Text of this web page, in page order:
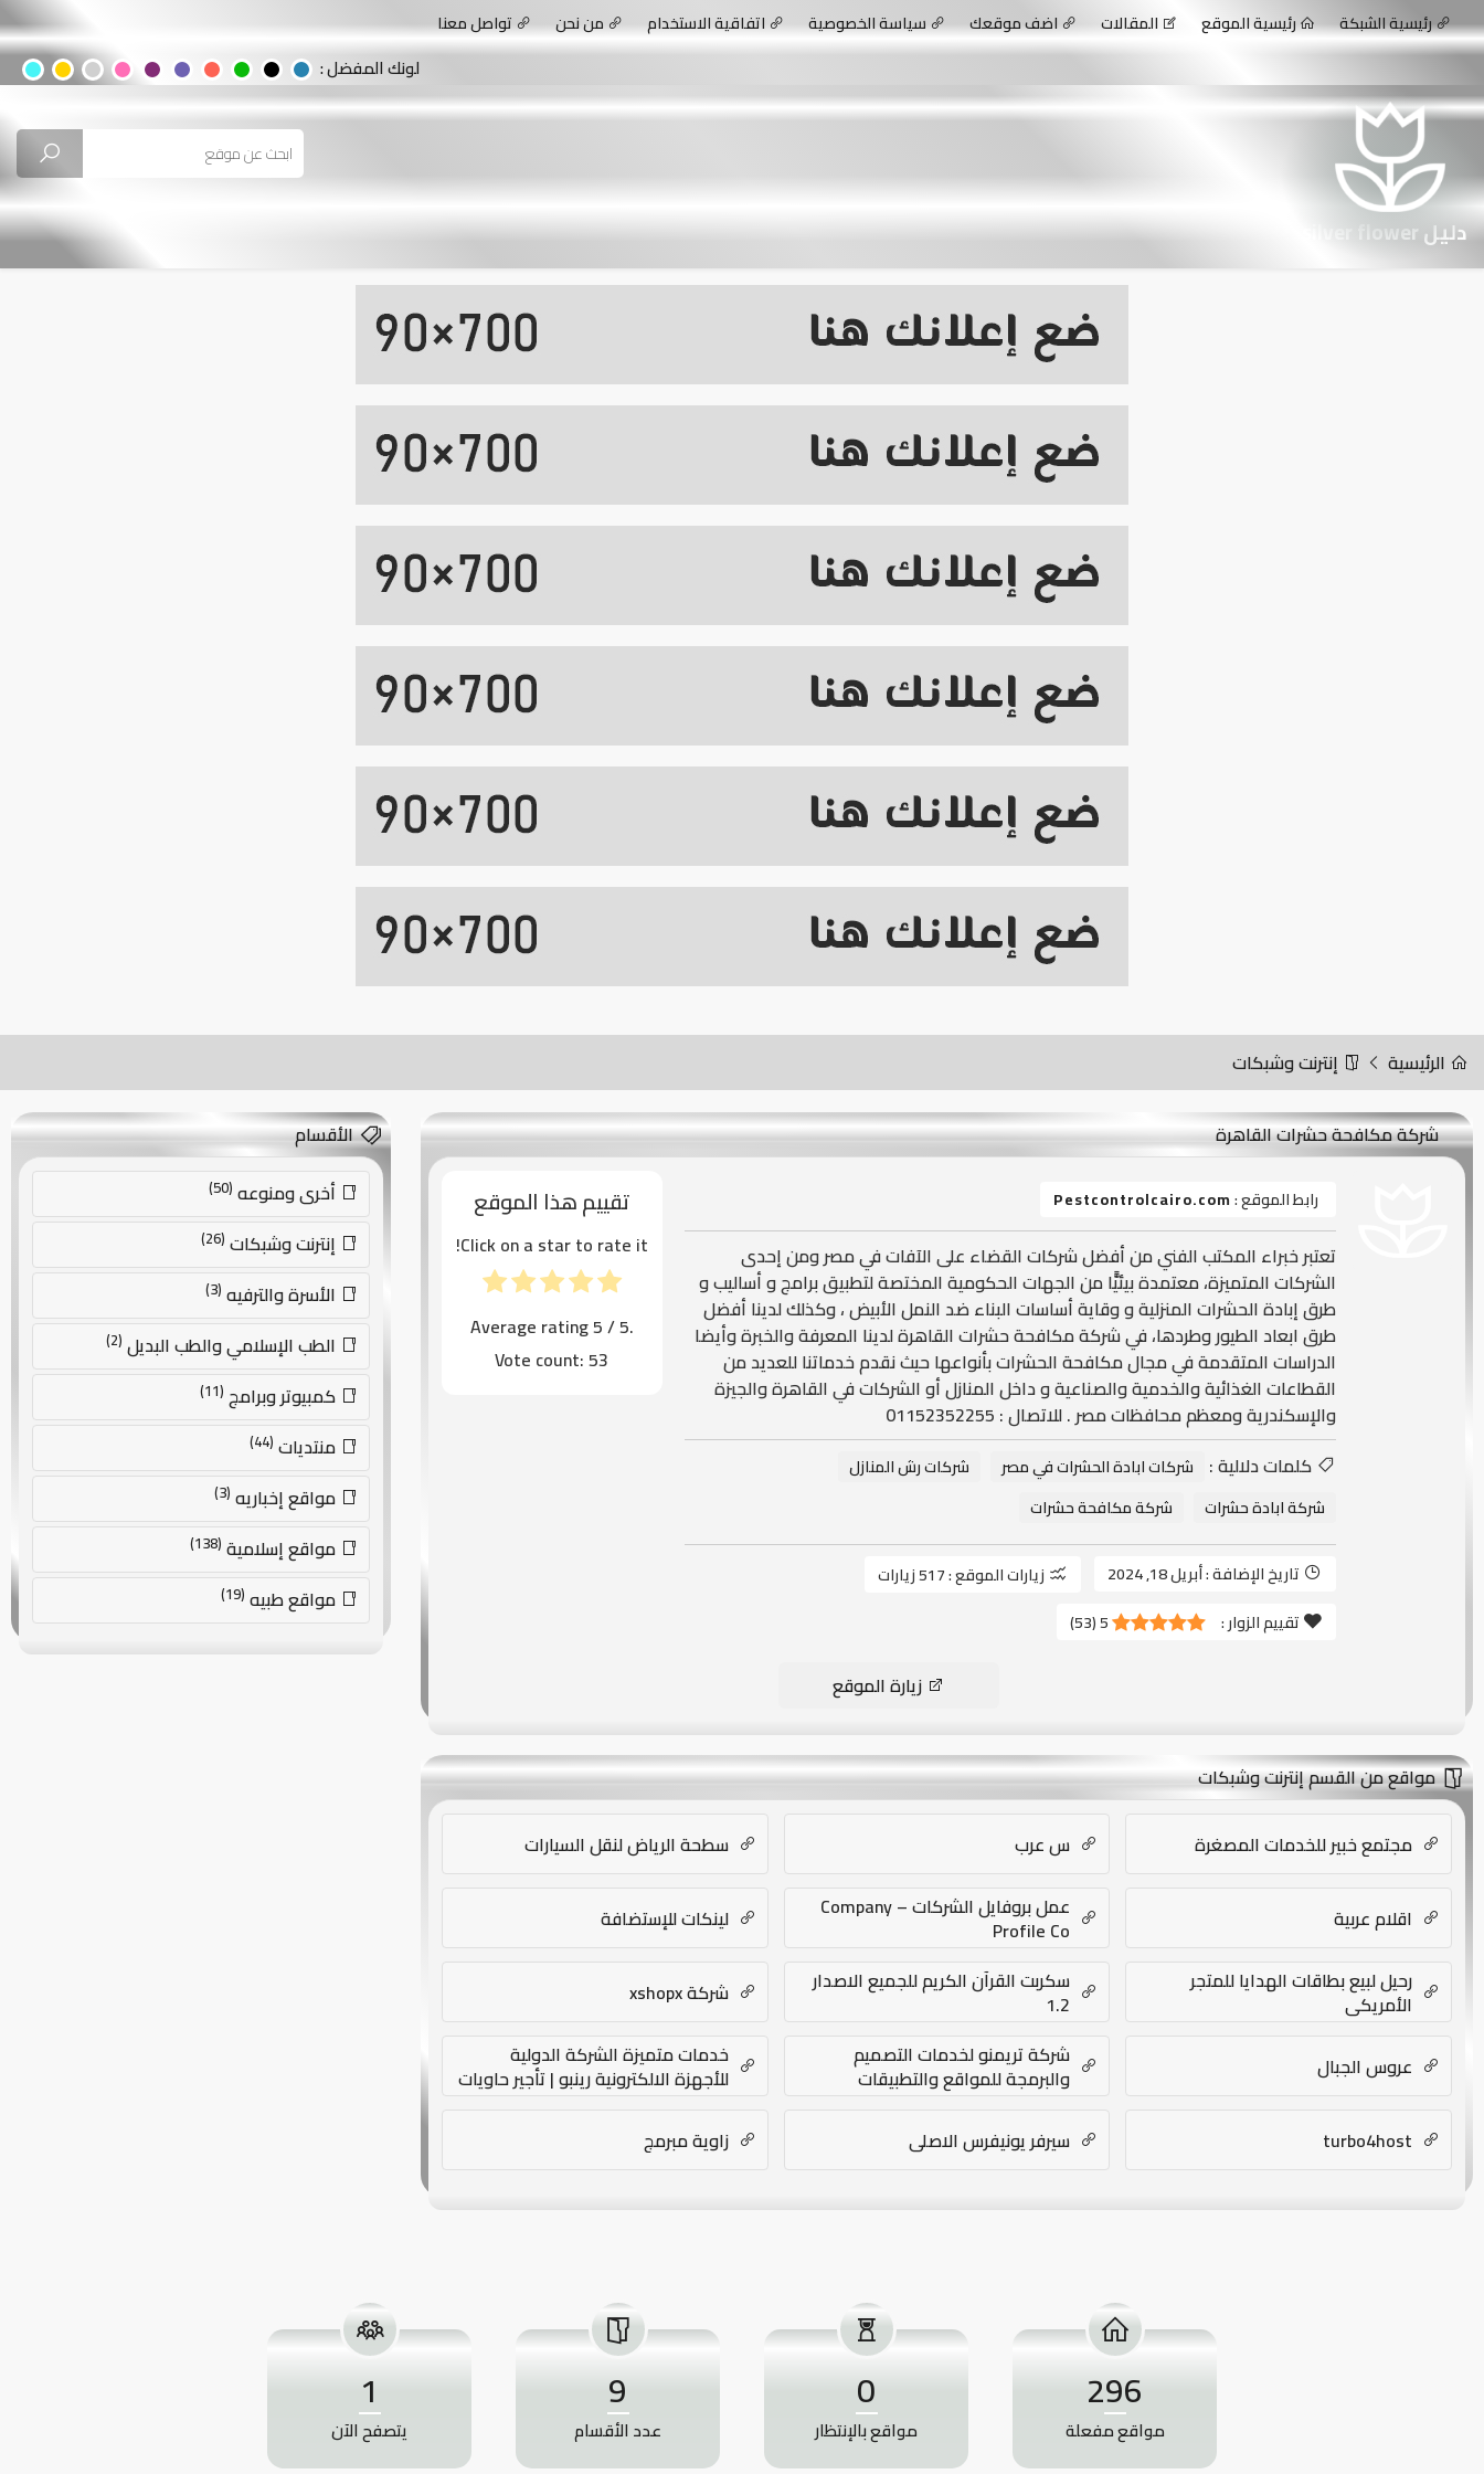
رئيسية الشبكة رئيسية الموقع المقالات اضف موقعك سياسة الخصوصية اتفاقية الاستخدام من نحن تواصل معنا
لونك المفضل :
دليل silver flower
الرئيسية إنترنت وشبكات
شركة مكافحة حشرات القاهرة
رابط الموقع :Pestcontrolcairo.com
تعتبر خبراء المكتب الفني من أفضل شركات القضاء على الآفات في مصر ومن إحدى
الشركات المتميزة، معتمدة بيئيًّا من الجهات الحكومية المختصة لتطبيق برامج و أساليب و
طرق إبادة الحشرات المنزلية و وقاية أساسات البناء ضد النمل الأبيض ، وكذلك لدينا أفضل
طرق ابعاد الطيور وطردها، في شركة مكافحة حشرات القاهرة لدينا المعرفة والخبرة وأيضا
الدراسات المتقدمة في مجال مكافحة الحشرات بأنواعها حيث نقدم خدماتنا للعديد من
القطاعات الغذائية والخدمية والصناعية و داخل المنازل أو الشركات في القاهرة والجيزة
والإسكندرية ومعظم محافظات مصر . للاتصال : 01152352255
كلمات دلالية :
شركات ابادة الحشرات في مصر
شركات رش المنازل
شركة ابادة حشرات
شركة مكافحة حشرات
تاريخ الإضافة :أبريل 18, 2024 زيارات الموقع :517 زيارات
تقييم الزوار :
5
(
53
)
تقييم هذا الموقع
Click on a star to rate it!
Average rating5/ 5.
Vote count:53
زيارة الموقع
مواقع من القسم إنترنت وشبكات
مجتمع خبير للخدمات المصغرة س عرب سطحة الرياض لنقل السيارات
اقلام عربية عمل بروفايل الشركات – Company
Profile Co
لينكات للإستضافة
رحيل لبيع بطاقات الهدايا للمتجر
الأمريكي
سكربت القرآن الكريم للجميع الاصدار
1.2 شركة xshopx
عروس الجبال شركة تريمنو لخدمات التصميم
والبرمجة للمواقع والتطبيقات
والمتاجر الالكترونية
خدمات متميزة الشركة الدولية
للأجهزة الالكترونية رينبو | تأجير حاويات
| رقم فنى دش الرياض | شركة نظافة |
نقل عفش – بروتكتور turbo4host سيرفر يونيفرس الاصلى زاوية مبرمج
الأقسام
أخرى ومنوعه (50)
إنترنت وشبكات (26)
الأسرة والترفيه (3)
الطب الإسلامي والطب البديل (2)
كمبيوتر وبرامج (11)
منتديات (44)
مواقع إخباريه (3)
مواقع إسلامية (138)
مواقع طبيه (19)
296
مواقع مفعلة
0
مواقع بالإنتظار
9
عدد الأقسام
1
يتصفح الآن